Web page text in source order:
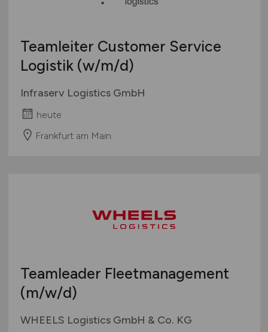
Teamleiter Customer Service
Logistik (w/m/d)
Infraserv Logistics GmbH
heute
Frankfurt am Main
Teamleader Fleetmanagement
(m/w/d)
WHEELS Logistics GmbH & Co. KG